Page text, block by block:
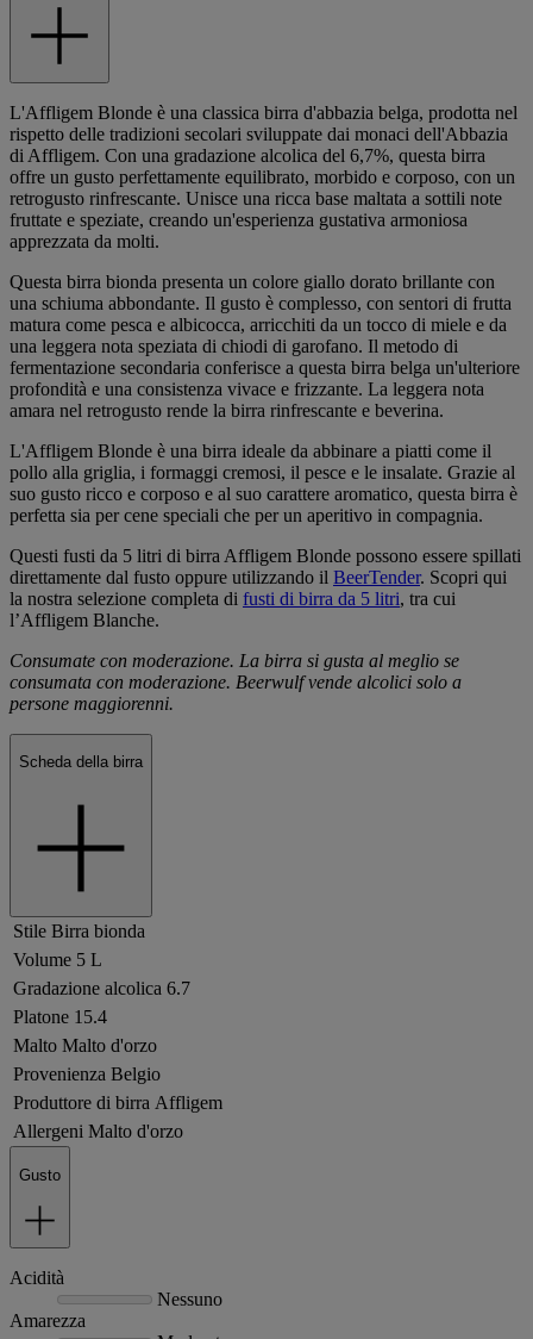
L'Affligem Blonde è una classica birra d'abbazia belga, prodotta nel
rispetto delle tradizioni secolari sviluppate dai monaci dell'Abbazia
di Affligem. Con una gradazione alcolica del 6,7%, questa birra
offre un gusto perfettamente equilibrato, morbido e corposo, con un
retrogusto rinfrescante. Unisce una ricca base maltata a sottili note
fruttate e speziate, creando un'esperienza gustativa armoniosa
apprezzata da molti.
Questa birra bionda presenta un colore giallo dorato brillante con
una schiuma abbondante. Il gusto è complesso, con sentori di frutta
matura come pesca e albicocca, arricchiti da un tocco di miele e da
una leggera nota speziata di chiodi di garofano. Il metodo di
fermentazione secondaria conferisce a questa birra belga un'ulteriore
profondità e una consistenza vivace e frizzante. La leggera nota
amara nel retrogusto rende la birra rinfrescante e beverina.
L'Affligem Blonde è una birra ideale da abbinare a piatti come il
pollo alla griglia, i formaggi cremosi, il pesce e le insalate. Grazie al
suo gusto ricco e corposo e al suo carattere aromatico, questa birra è
perfetta sia per cene speciali che per un aperitivo in compagnia.
Questi fusti da 5 litri di birra Affligem Blonde possono essere spillati
direttamente dal fusto oppure utilizzando il BeerTender. Scopri qui
la nostra selezione completa di fusti di birra da 5 litri, tra cui
l’Affligem Blanche.
Consumate con moderazione. La birra si gusta al meglio se
consumata con moderazione. Beerwulf vende alcolici solo a
persone maggiorenni.
Scheda della birra
Stile Birra bionda
Volume 5 L
Gradazione alcolica 6.7
Platone 15.4
Malto Malto d'orzo
Provenienza Belgio
Produttore di birra Affligem
Allergeni Malto d'orzo
Gusto
Acidità
Nessuno
Amarezza